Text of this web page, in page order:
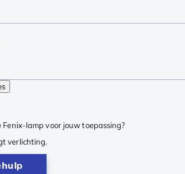
Fenix-lamp voor jouw toepassing?
verlichting.